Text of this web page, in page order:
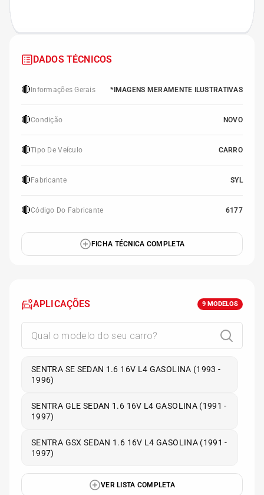
DADOS TÉCNICOS
🔴 Informações Gerais *IMAGENS MERAMENTE ILUSTRATIVAS
🔴Condição NOVO
🔴Tipo De Veículo CARRO
🔴 Fabricante SYL
🔴Código Do Fabricante 6177
FICHA TÉCNICA COMPLETA
APLICAÇÕES 9 MODELOS
SENTRA SE SEDAN 1.6 16V L4 GASOLINA (1993 -
1996)
SENTRA GLE SEDAN 1.6 16V L4 GASOLINA (1991 -
1997)
SENTRA GSX SEDAN 1.6 16V L4 GASOLINA (1991 -
1997)
VER LISTA COMPLETA